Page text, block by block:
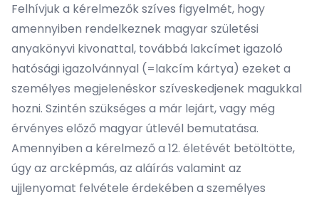
Felhívjuk a kérelmezők szíves figyelmét, hogy
amennyiben rendelkeznek magyar születési
anyakönyvi kivonattal, továbbá lakcímet igazoló
hatósági igazolvánnyal (=lakcím kártya) ezeket a
személyes megjelenéskor szíveskedjenek magukkal
hozni. Szintén szükséges a már lejárt, vagy még
érvényes előző magyar útlevél bemutatása.
Amennyiben a kérelmező a 12. életévét betöltötte,
úgy az arcképmás, az aláírás valamint az
ujjlenyomat felvétele érdekében a személyes